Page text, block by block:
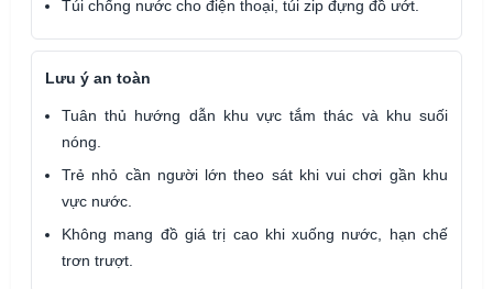
Túi chống nước cho điện thoại, túi zip đựng đồ ướt.
Lưu ý an toàn
Tuân thủ hướng dẫn khu vực tắm thác và khu suối
nóng.
Trẻ nhỏ cần người lớn theo sát khi vui chơi gần khu
vực nước.
Không mang đồ giá trị cao khi xuống nước, hạn chế
trơn trượt.